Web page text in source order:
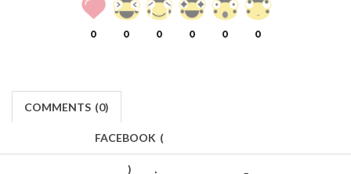
0 0 0 0 0 0
COMMENTS (0)
FACEBOOK (
)